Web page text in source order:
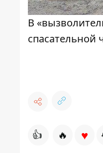
В
спасательной
👍 🔥 ♥